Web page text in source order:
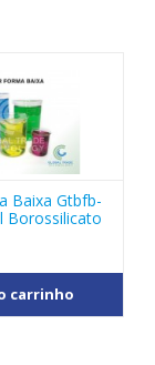
Baixa Gtbfb-
Borossilicato
carrinho